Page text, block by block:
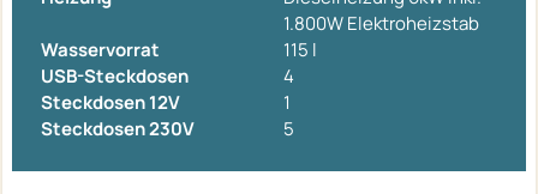
1.800W Elektroheizstab
Wasservorrat
115 l
USB-Steckdosen
4
Steckdosen 12V
1
Steckdosen 230V
5